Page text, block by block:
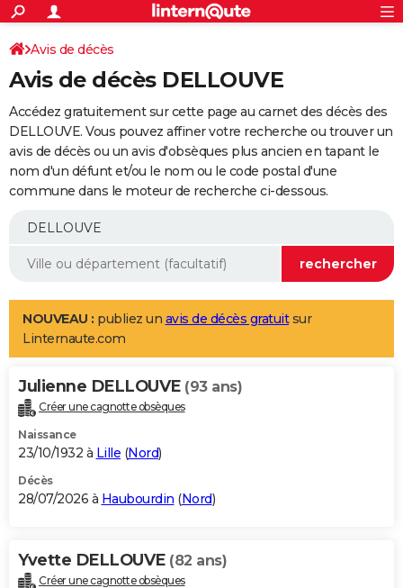
ACTUALITÉS
Politique
Société
Faits Divers
Education
Monde
Villes
+
SPORT
Coupe du monde 2026
Football
Tennis
Cyclisme
Rugby
Forum
Programme TV
TNT
Streaming
Cinéma
Sorties cinéma
Musique
+
FINANCE
Retraite
Epargne
Immobilier
Risques naturels par ville
Banque
Assurance
AUTO
Essais
Réserver un essai
Citadines
Berlines
SUV
Forum auto
+
Mobiles
Meilleur smartphone
Internet
Ordinateurs
Jeux vidéo
Guide high-tech
Aménagement intérieur
LIFESTYLE
Art de vivre
Bien-être
Loisirs
Mode
Modes de vie
Alimentation
Guide de la santé
Maladies
Médicaments
Sommeil
VOYAGE
Destinations
City break
Voyage nature
Voyage de noces
Forum
Climat
+PHOTO
GUIDES D'ACHAT
BONS PLANS
Carte de Noël
Carte Bonne année
Carte Saint-Valentin
Carte Pâques
Carte d'anniversaire
DICTIONNAIRE
Avis de décès
Avis de décès DELLOUVE
Accédez gratuitement sur cette page au carnet des décès des
DELLOUVE. Vous pouvez affiner votre recherche ou trouver un
avis de décès ou un avis d'obsèques plus ancien en tapant le
nom d'un défunt et/ou le nom ou le code postal d'une
commune dans le moteur de recherche ci-dessous.
NOUVEAU : publiez un avis de décès gratuitsur
Linternaute.com
Julienne DELLOUVE (93 ans)
Créer une cagnotte obsèques
Naissance
23/10/1932 à Lille (Nord)
Décès
28/07/2026 à Haubourdin (Nord)
Yvette DELLOUVE (82 ans)
Créer une cagnotte obsèques